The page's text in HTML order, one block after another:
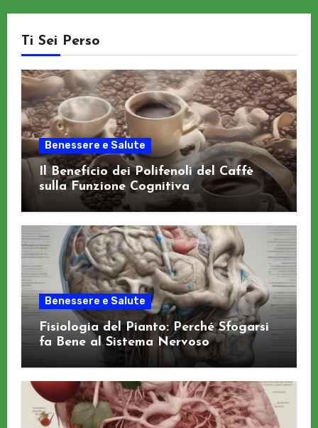
Ti Sei Perso
Benessere e Salute
Il Beneficio dei Polifenoli del Caffè
sulla Funzione Cognitiva
Benessere e Salute
Fisiologia del Pianto: Perché Sfogarsi
fa Bene al Sistema Nervoso